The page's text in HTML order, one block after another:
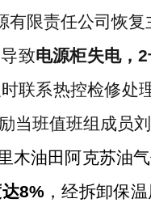
有限责任公司恢复
致电源柜失电，2
联系热控检修处
当班值班组成员
木油田 阿克苏油
达8%，经拆卸保